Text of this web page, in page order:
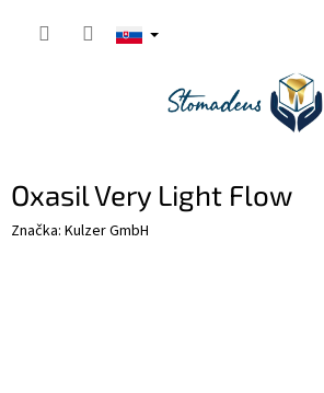
Oxasil Very Light Flow
Značka: Kulzer GmbH